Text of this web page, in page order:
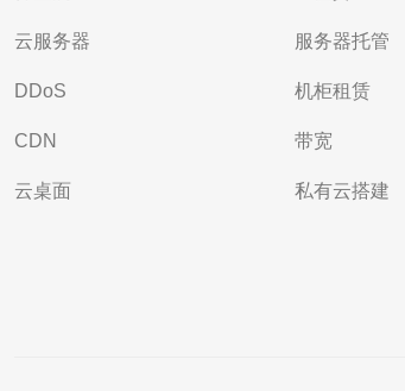
云服务器
DDoS
CDN
云桌面
服务器托管
机柜租赁
带宽
私有云搭建